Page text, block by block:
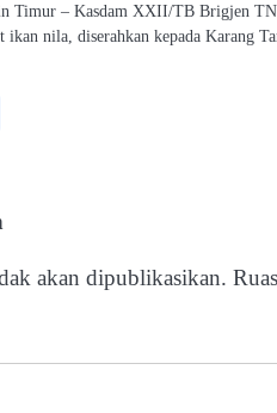
Timur – Kasdam XXII/TB Brigjen
nila, diserahkan kepada Karang
akan dipublikasikan.